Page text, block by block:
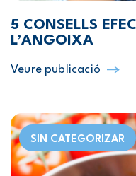
5 CONSELLS
L’ANGOIXA
Veure publicació
SIN CATEGORIZAR